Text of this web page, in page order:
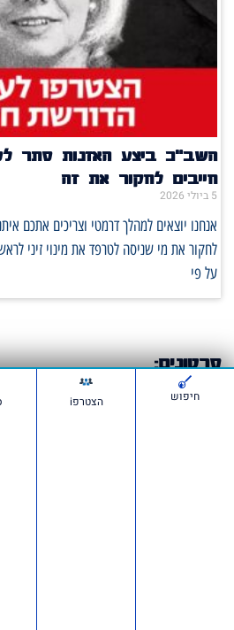
השב"כ ביצע האזנות סתר
חייבים לחקור את זה
5 ביולי 2026
אנחנו יוצאים למהלך דרמטי וצריכים אתכם
לחקור את מי שניסה לטרפד את מינוי זיני
על פי
סרטונים:
חיפוש הצטרפi